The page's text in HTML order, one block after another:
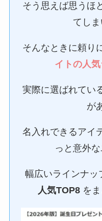
そう思えば思うほ
てしま
そんなときに頼り
イトの人
実際に選ばれてい
が
名入れできるアイ
っと意外な
幅広いラインナッ
人気TOP8 を